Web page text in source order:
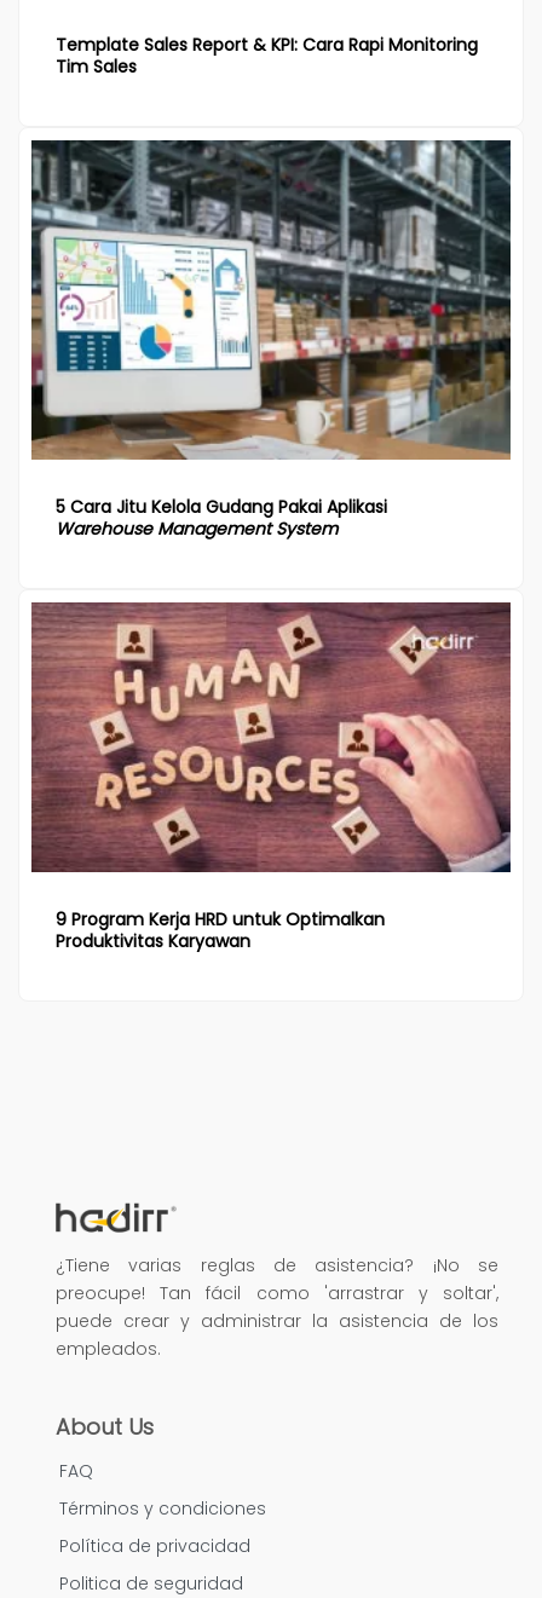
Template Sales Report & KPI: Cara Rapi Monitoring
Tim Sales
5 Cara Jitu Kelola Gudang Pakai Aplikasi
Warehouse Management System
9 Program Kerja HRD untuk Optimalkan
Produktivitas Karyawan
¿Tiene varias reglas de asistencia? ¡No se
preocupe! Tan fácil como 'arrastrar y soltar',
puede crear y administrar la asistencia de los
empleados.
About Us
FAQ
Términos y condiciones
Política de privacidad
Politica de seguridad